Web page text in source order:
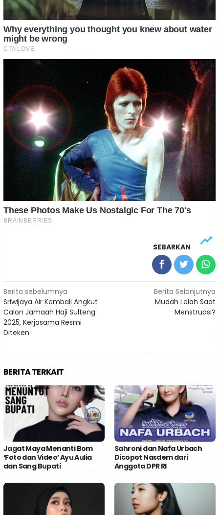
SEBARKAN
Navigasi
pos
Berita sebelumnya
Sriwijaya Air Kembali Angkut
Calon Jamaah Haji Sulteng
2025, Kerjasama Resmi
Diteken
Berita Selanjutnya
Mudah Lelah Saat
Menstruasi?
BERITA TERKAIT
Jagat Maya Menanti Bom
‘Foto dan Video’ Ayu Aulia
dan Sang Bupati
Sahroni dan Nafa Urbach
Dicopot Nasdem dari
Anggota DPR RI